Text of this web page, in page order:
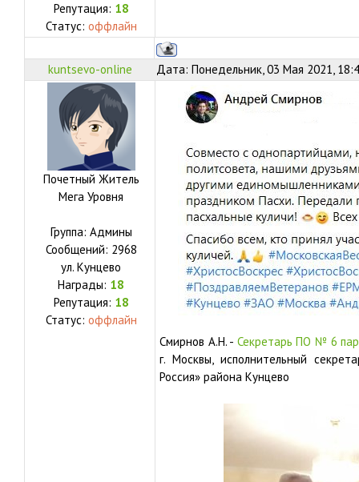
Репутация: 18
Статус: оффлайн
kuntsevo-online Дата: Понедельник, 03 Мая 2021,
Почетный Житель
Мега Уровня
Группа: Админы
Сообщений: 2968
ул. Кунцево
Награды: 18
Репутация: 18
Статус: оффлайн
Смирнов А.Н. - Секретарь ПО № 6
г. Москвы, исполнительный
Россия» района Кунцево